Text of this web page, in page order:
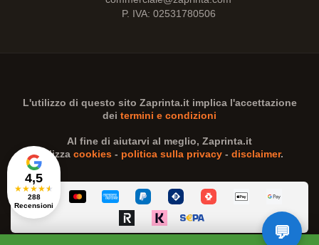
4,5
★★★★★
288
Recensioni
P. IVA: 02531780506
L'utilizzo di questo sito Zaprinta.itimplica l'accettazione
dei termini e condizioni
Al fine di aiutarvi al meglio, Zaprinta.it
utilizza cookies- politica sulla privacy- disclaimer.